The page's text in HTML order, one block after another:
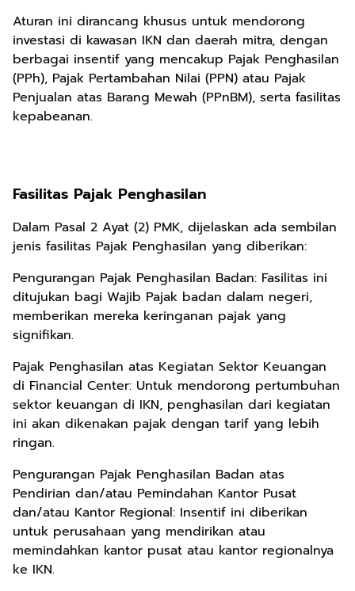
Aturan ini dirancang khusus untuk mendorong
investasi di kawasan IKN dan daerah mitra, dengan
berbagai insentif yang mencakup Pajak Penghasilan
(PPh), Pajak Pertambahan Nilai (PPN) atau Pajak
Penjualan atas Barang Mewah (PPnBM), serta fasilitas
kepabeanan.
Fasilitas Pajak Penghasilan
Dalam Pasal 2 Ayat (2) PMK, dijelaskan ada sembilan
jenis fasilitas Pajak Penghasilan yang diberikan:
Pengurangan Pajak Penghasilan Badan: Fasilitas ini
ditujukan bagi Wajib Pajak badan dalam negeri,
memberikan mereka keringanan pajak yang
signifikan.
Pajak Penghasilan atas Kegiatan Sektor Keuangan
di Financial Center: Untuk mendorong pertumbuhan
sektor keuangan di IKN, penghasilan dari kegiatan
ini akan dikenakan pajak dengan tarif yang lebih
ringan.
Pengurangan Pajak Penghasilan Badan atas
Pendirian dan/atau Pemindahan Kantor Pusat
dan/atau Kantor Regional: Insentif ini diberikan
untuk perusahaan yang mendirikan atau
memindahkan kantor pusat atau kantor regionalnya
ke IKN.